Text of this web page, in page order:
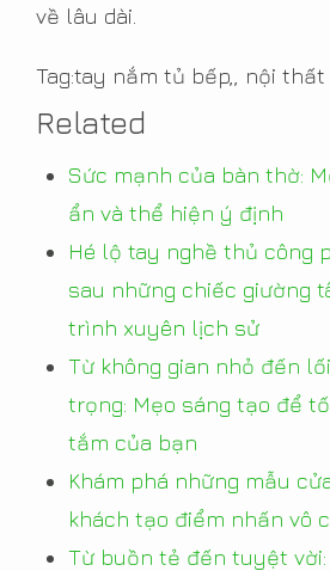
về lâu dài.
Tag:tay nắm tủ bếp,, nội thất
Related
Sức mạnh của bàn thờ:
ẩn và thể hiện ý định
Hé lộ tay nghề thủ công
sau những chiếc giường
trình xuyên lịch sử
Từ không gian nhỏ đến
trọng: Mẹo sáng tạo để
tắm của bạn
Khám phá những mẫu
khách tạo điểm nhấn vô
Từ buồn tẻ đến tuyệt